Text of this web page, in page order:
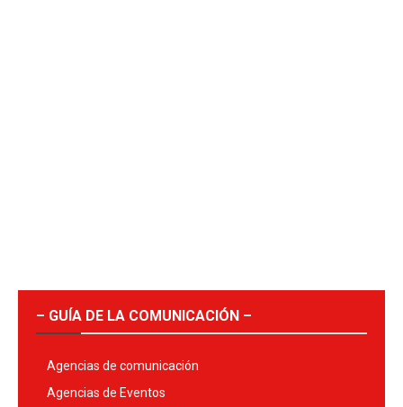
– GUÍA DE LA COMUNICACIÓN –
Agencias de comunicación
Agencias de Eventos